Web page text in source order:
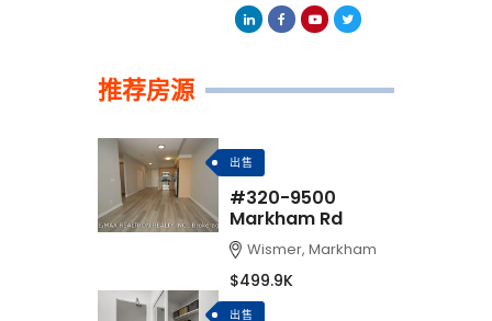
推荐房源
出售
#320-9500
Markham Rd
Wismer, Markham
$499.9K
出售